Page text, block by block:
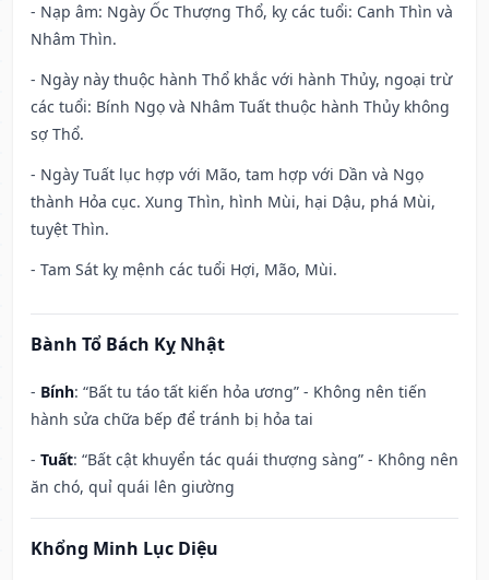
- Nạp âm: Ngày Ốc Thượng Thổ, kỵ các tuổi: Canh Thìn và
Nhâm Thìn.
- Ngày này thuộc hành Thổ khắc với hành Thủy, ngoại trừ
các tuổi: Bính Ngọ và Nhâm Tuất thuộc hành Thủy không
sợ Thổ.
- Ngày Tuất lục hợp với Mão, tam hợp với Dần và Ngọ
thành Hỏa cục. Xung Thìn, hình Mùi, hại Dậu, phá Mùi,
tuyệt Thìn.
- Tam Sát kỵ mệnh các tuổi Hợi, Mão, Mùi.
Bành Tổ Bách Kỵ Nhật
- Bính: “Bất tu táo tất kiến hỏa ương” - Không nên tiến
hành sửa chữa bếp để tránh bị hỏa tai
- Tuất: “Bất cật khuyển tác quái thượng sàng” - Không nên
ăn chó, quỉ quái lên giường
Khổng Minh Lục Diệu